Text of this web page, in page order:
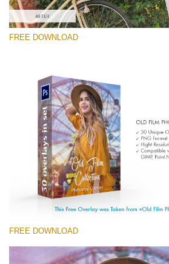
(30 Overlays)
Large 6000*4000px
Large 6000*4000px
Entire Collection
(1783 Overlays)
Large 6000*4000px
Free download
FREE DOWNLOAD
FREE DOWNLOAD